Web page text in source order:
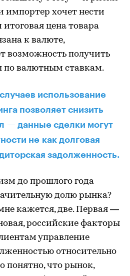
импортер хочет нести
цена товара
к валюте,
возможность получить
по валютным ставкам.
использование
позволяет снизить
— данные сделки могут
не как долговая
задолженность.
до прошлого года
долю рынка?
кажется, две. Первая —
российские факторы
управление
относительно
понятно, что рынок,